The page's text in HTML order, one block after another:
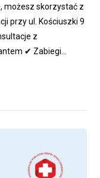
możesz skorzystać z
przy ul. Kościuszki 9
z
✔ Zabiegi…